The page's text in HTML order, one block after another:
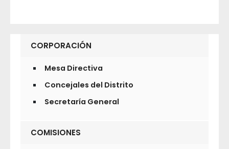
CORPORACIÓN
Mesa Directiva
Concejales del Distrito
Secretaría General
COMISIONES